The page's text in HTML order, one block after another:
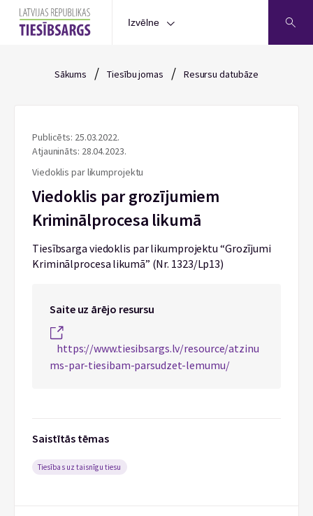
Izvēlne
Sākums / Tiesību jomas / Resursu datubāze
Publicēts: 25.03.2022.
Atjaunināts: 28.04.2023.
Viedoklis par likumprojektu
Viedoklis par grozījumiem
Kriminālprocesa likumā
Tiesībsarga viedoklis par likumprojektu “Grozījumi
Kriminālprocesa likumā” (Nr. 1323/Lp13)
Saite uz ārējo resursu
https://www.tiesibsargs.lv/resource/atzinu
ms-par-tiesibam-parsudzet-lemumu/
Saistītās tēmas
Tiesības uz taisnīgu tiesu